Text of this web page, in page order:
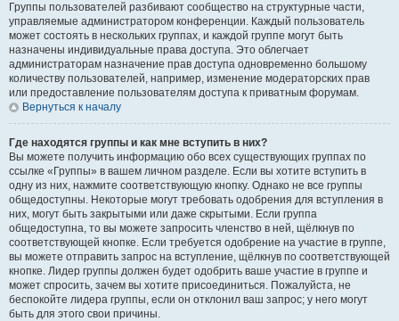
Группы пользователей разбивают сообщество на структурные части,
управляемые администратором конференции. Каждый пользователь
может состоять в нескольких группах, и каждой группе могут быть
назначены индивидуальные права доступа. Это облегчает
администраторам назначение прав доступа одновременно большому
количеству пользователей, например, изменение модераторских прав
или предоставление пользователям доступа к приватным форумам.
Вернуться к началу
Где находятся группы и как мне вступить в них?
Вы можете получить информацию обо всех существующих группах по
ссылке «Группы» в вашем личном разделе. Если вы хотите вступить в
одну из них, нажмите соответствующую кнопку. Однако не все группы
общедоступны. Некоторые могут требовать одобрения для вступления в
них, могут быть закрытыми или даже скрытыми. Если группа
общедоступна, то вы можете запросить членство в ней, щёлкнув по
соответствующей кнопке. Если требуется одобрение на участие в группе,
вы можете отправить запрос на вступление, щёлкнув по соответствующей
кнопке. Лидер группы должен будет одобрить ваше участие в группе и
может спросить, зачем вы хотите присоединиться. Пожалуйста, не
беспокойте лидера группы, если он отклонил ваш запрос; у него могут
быть для этого свои причины.